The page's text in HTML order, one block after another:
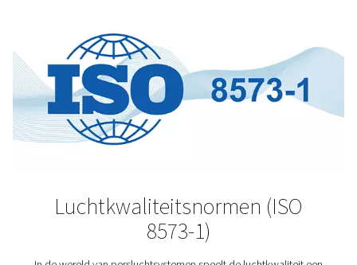
het maken van cement. Voor perslucht voor de
gelden echter wel kwaliteitsnormen. Dat komt
onbehandelde perslucht het eindproduct in gevaar kan
Kenniscentrum voor
Wilt u meer weten over de verschillende typen
Bekijk onze kennisbibliotheek.